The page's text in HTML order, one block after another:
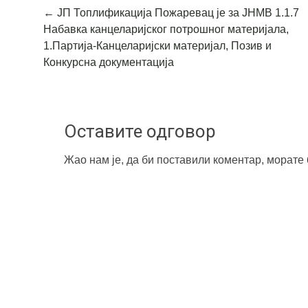
Post
navigation
← ЈП Топлификација Пожаревац је за ЈНМВ 1.1.7
Набавка канцеларијског потрошног материјала,
1.Партија-Канцеларијски материјал, Позив и
Конкурсна документација
Оставите одговор
Жао нам је, да би поставили коментар, морате